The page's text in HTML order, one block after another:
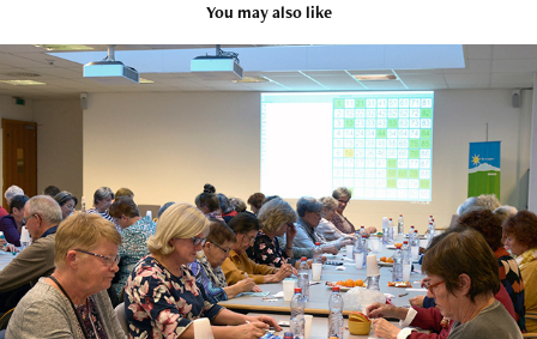
You may also like
Loto